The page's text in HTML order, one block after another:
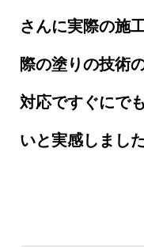
さんに実際の施
際の塗りの技術
対応ですぐにで
いと実感しました